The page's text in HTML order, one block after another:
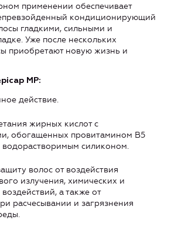
применении обеспечивает
кондиционирующий
гладкими, сильными и
Уже после нескольких
приобретают новую жизнь и
MP:
действие.
жирных кислот с
обогащенных провитамином В5
водорастворимым силиконом.
волос от воздействия
излучения, химических и
а также от
расчесывании и загрязнения